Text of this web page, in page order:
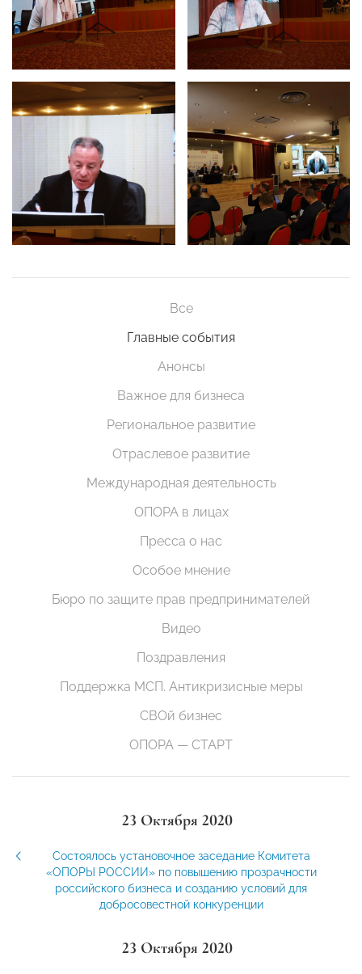
Все
Главные события
Анонсы
Важное для бизнеса
Региональное развитие
Отраслевое развитие
Международная деятельность
ОПОРА в лицах
Пресса о нас
Особое мнение
Бюро по защите прав предпринимателей
Видео
Поздравления
Поддержка МСП. Антикризисные меры
СВОй бизнес
ОПОРА — СТАРТ
23 Октября 2020
Состоялось установочное заседание Комитета
«ОПОРЫ РОССИИ» по повышению прозрачности
российского бизнеса и созданию условий для
добросовестной конкуренции
23 Октября 2020